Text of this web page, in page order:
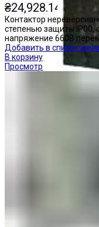
₴24,928.14
Контактор
степенью защиты IP00,
напряжение 660В
Добавить в список
В корзину
Просмотр